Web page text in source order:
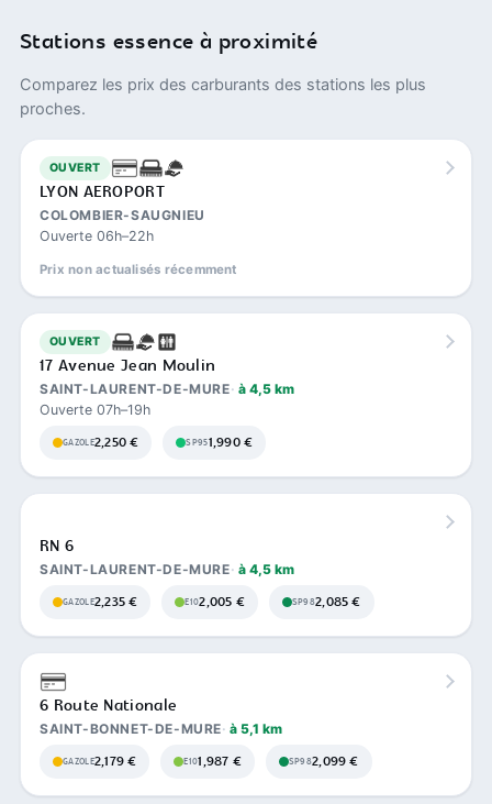
Stations essence à proximité
Comparez les prix des carburants des stations les plus
proches.
OUVERT
LYON AEROPORT
COLOMBIER-SAUGNIEU
Ouverte 06h–22h
Prix non actualisés récemment
OUVERT
17 Avenue Jean Moulin
SAINT-LAURENT-DE-MURE à 4,5 km
Ouverte 07h–19h
GAZOLE2,250 € SP951,990 €
RN 6
SAINT-LAURENT-DE-MURE à 4,5 km
GAZOLE2,235 € E102,005 € SP982,085 €
6 Route Nationale
SAINT-BONNET-DE-MURE à 5,1 km
GAZOLE2,179 € E101,987 € SP982,099 €